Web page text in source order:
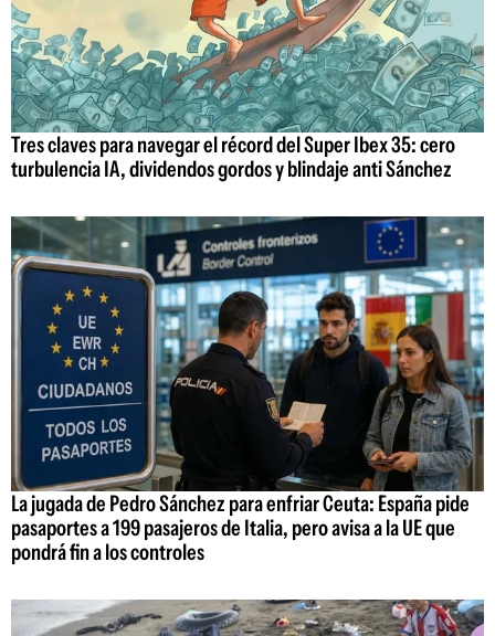
Tres claves para navegar el récord del Super Ibex 35: cero
turbulencia IA, dividendos gordos y blindaje anti Sánchez
La jugada de Pedro Sánchez para enfriar Ceuta: España pide
pasaportes a 199 pasajeros de Italia, pero avisa a la UE que
pondrá fin a los controles